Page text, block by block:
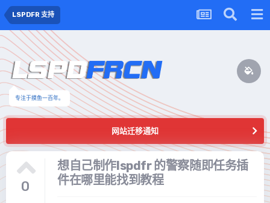
LSPDFR 支持
专注于摸鱼一百年。
网站迁移通知
0
想自己制作lspdfr 的警察随即任务插
件在哪里能找到教程